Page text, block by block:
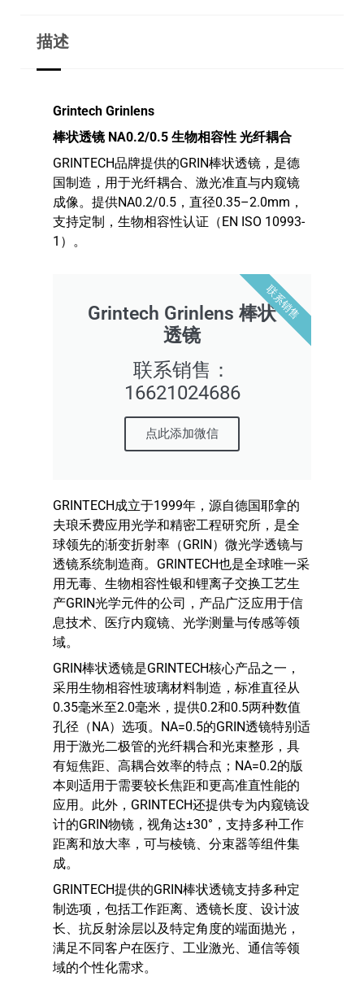
描述
Grintech Grinlens
棒状透镜 NA0.2/0.5 生物相容性 光纤耦合
GRINTECH品牌提供的GRIN棒状透镜，是德
国制造，用于光纤耦合、激光准直与内窥镜
成像。提供NA0.2/0.5，直径0.35–2.0mm，
支持定制，生物相容性认证（EN ISO 10993-
1）。
Grintech Grinlens 棒状
透镜
联系销售：
16621024686
点此添加微信
联系销售
GRINTECH成立于1999年，源自德国耶拿的
夫琅禾费应用光学和精密工程研究所，是全
球领先的渐变折射率（GRIN）微光学透镜与
透镜系统制造商。GRINTECH也是全球唯一采
用无毒、生物相容性银和锂离子交换工艺生
产GRIN光学元件的公司，产品广泛应用于信
息技术、医疗内窥镜、光学测量与传感等领
域。
GRIN棒状透镜是GRINTECH核心产品之一，
采用生物相容性玻璃材料制造，标准直径从
0.35毫米至2.0毫米，提供0.2和0.5两种数值
孔径（NA）选项。NA=0.5的GRIN透镜特别适
用于激光二极管的光纤耦合和光束整形，具
有短焦距、高耦合效率的特点；NA=0.2的版
本则适用于需要较长焦距和更高准直性能的
应用。此外，GRINTECH还提供专为内窥镜设
计的GRIN物镜，视角达±30°，支持多种工作
距离和放大率，可与棱镜、分束器等组件集
成。
GRINTECH提供的GRIN棒状透镜支持多种定
制选项，包括工作距离、透镜长度、设计波
长、抗反射涂层以及特定角度的端面抛光，
满足不同客户在医疗、工业激光、通信等领
域的个性化需求。